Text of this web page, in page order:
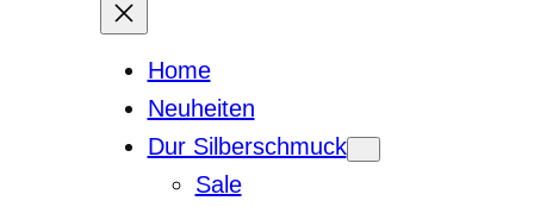
Home
Neuheiten
Dur Silberschmuck
Sale